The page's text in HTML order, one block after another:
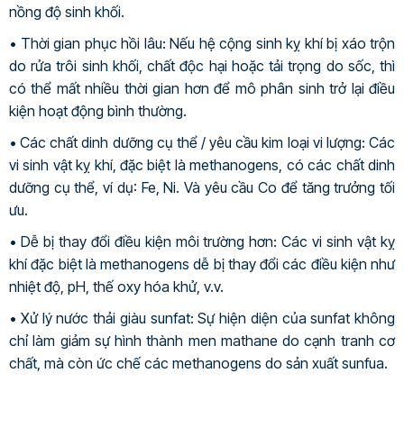
nồng độ sinh khối.
• Thời gian phục hồi lâu: Nếu hệ cộng sinh kỵ khí bị xáo trộn
do rửa trôi sinh khối, chất độc hại hoặc tải trọng do sốc, thì
có thể mất nhiều thời gian hơn để mô phân sinh trở lại điều
kiện hoạt động bình thường.
• Các chất dinh dưỡng cụ thể / yêu cầu kim loại vi lượng: Các
vi sinh vật kỵ khí, đặc biệt là methanogens, có các chất dinh
dưỡng cụ thể, ví dụ: Fe, Ni. Và yêu cầu Co để tăng trưởng tối
ưu.
• Dễ bị thay đổi điều kiện môi trường hơn: Các vi sinh vật kỵ
khí đặc biệt là methanogens dễ bị thay đổi các điều kiện như
nhiệt độ, pH, thế oxy hóa khử, v.v.
• Xử lý nước thải giàu sunfat: Sự hiện diện của sunfat không
chỉ làm giảm sự hình thành men mathane do cạnh tranh cơ
chất, mà còn ức chế các methanogens do sản xuất sunfua.